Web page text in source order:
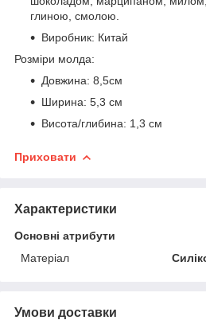
глиною, смолою.
Виробник: Китай
Розміри молда:
Довжина: 8,5см
Ширина: 5,3 см
Висота/глибина: 1,3 см
Приховати
Характеристики
Основні атрибути
Матеріал
Умови доставки